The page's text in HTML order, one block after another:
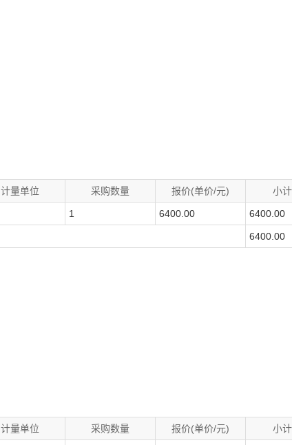
计量单位 采购数量 报价(单价/元) 小
1 6400.00 6400.00
6400.00
计量单位 采购数量 报价(单价/元) 小